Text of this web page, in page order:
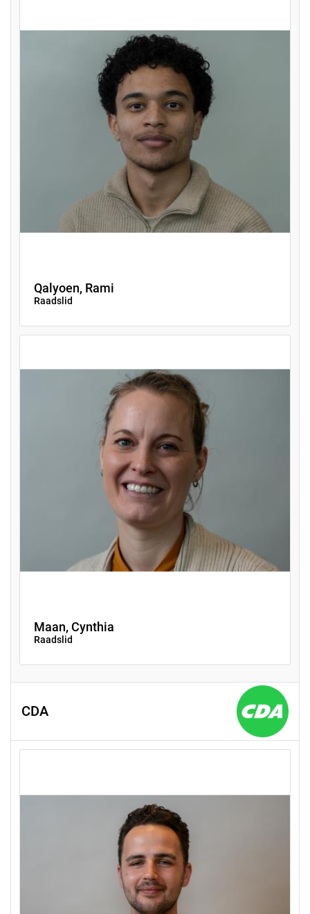
Qalyoen, Rami
Raadslid
Maan, Cynthia
Raadslid
CDA